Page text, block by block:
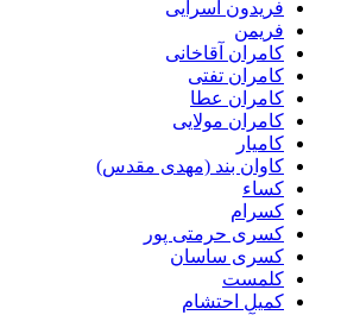
فریدون آسرایی
فریمن
کامران آقاخانی
کامران تفتی
کامران عطا
کامران مولایی
کامیار
کاوان بند (مهدی مقدس)
کساء
کسرام
کسری حرمتی پور
کسری ساسان
کلمست
کمیل احتشام